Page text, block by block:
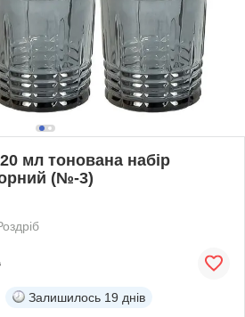
мл тонована набір
(№-3)
Залишилось 19 днів